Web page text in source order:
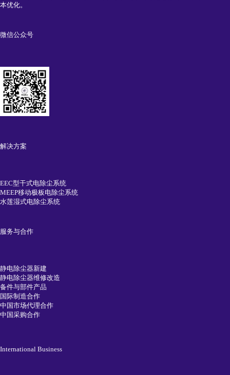
本优化。
微信公众号
解决方案
EEC型干式电除尘系统
MEEP移动极板电除尘系统
水莲湿式电除尘系统
服务与合作
静电除尘器新建
静电除尘器维修改造
备件与部件产品
国际制造合作
中国市场代理合作
中国采购合作
International Business